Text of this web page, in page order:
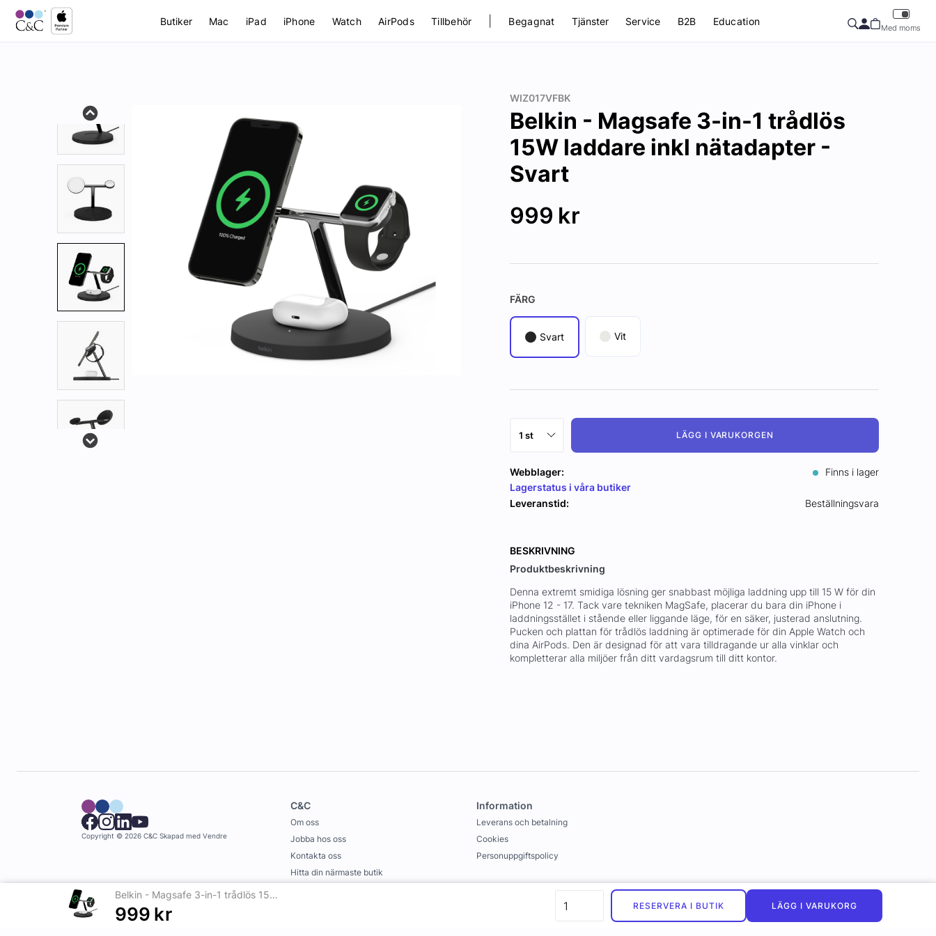
Butiker Mac iPad iPhone Watch AirPods Tillbehör Begagnat Tjänster Service B2B Education
Med moms
WIZ017VFBK
Belkin - Magsafe 3-in-1 trådlös
15W laddare inkl nätadapter -
Svart
999 kr
FÄRG
Svart Vit
LÄGG I VARUKORGEN
Belkin - Magsafe 3-in-1 trådlös 15W laddare inkl nätadapter - Svart
999 kr RESERVERA I BUTIK LÄGG I VARUKORG
Webblager:
Finns i lager
Lagerstatus i våra butiker
Leveranstid:
Beställningsvara
BESKRIVNING
Produktbeskrivning
Denna extremt smidiga lösning ger snabbast möjliga laddning upp till 15 W för din
iPhone 12 - 17. Tack vare tekniken MagSafe, placerar du bara din iPhone i
laddningsstället i stående eller liggande läge, för en säker, justerad anslutning.
Pucken och plattan för trådlös laddning är optimerade för din Apple Watch och
dina AirPods. Den är designad för att vara tilldragande ur alla vinklar och
kompletterar alla miljöer från ditt vardagsrum till ditt kontor.
Copyright © 2026 C&C Skapad med Vendre
C&C
Om oss
Jobba hos oss
Kontakta oss
Hitta din närmaste butik
Information
Leverans och betalning
Cookies
Personuppgiftspolicy